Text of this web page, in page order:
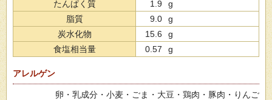
たんぱく質
1.9
g
脂質
9.0
g
炭水化物
15.6
g
食塩相当量
0.57 g
アレルゲン
卵・乳成分・小麦・ごま・大豆・鶏肉・豚肉・りんご